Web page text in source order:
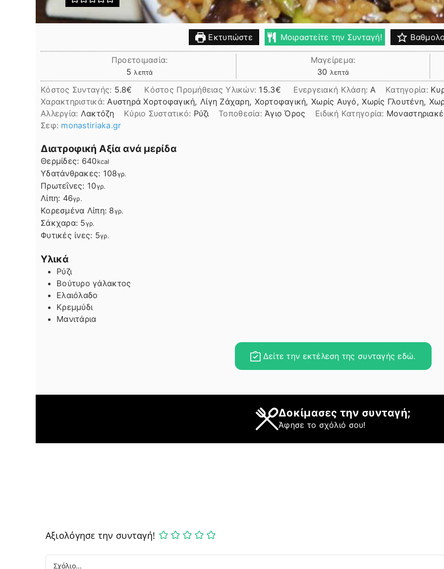
Εκτυπώστε Μοιραστείτε την Συνταγή!
Προετοιμασία:
5λεπτά
λεπτά
Μαγείρεμα:
30 λεπτά
λεπτά
Κόστος Συνταγής: 5.8€ Kόστος Προμήθειας Υλικών: 15.3 Ενεργειακή Κλάση: A Κατηγορία:
Χαρακτηριστικά: Αυστηρά Χορτοφαγική, Λίγη Ζάχαρη, Χορτοφαγική, Χωρίς Αυγό, Χωρίς Γλουτένη,
Αλλεργία: Λακτόζη Kύριο Συστατικό: Ρύζι Τοποθεσία: Άγιο Όρος Ειδική Κατηγορία:
Σεφ: monastiriaka.gr
Διατροφική Αξία ανά μερίδα
Θερμίδες: 640kcal
Υδατάνθρακες: 108γρ.
Πρωτεΐνες: 10γρ.
Λίπη
Λίπη: 46γρ.
Κορεσμένα Λίπη: 8γρ.
Σάκχαρα: 5γρ.
Φυτικές ίνες: 5γρ.
Υλικά
Ρύζι
Βούτυρο γάλακτος
Ελαιόλαδο
Κρεμμύδι
Μανιτάρια
Δείτε την εκτέλεση της συνταγής εδώ.
Δοκίμασες την συνταγή;
Άφησε το σχόλιό σου!
Αξιολόγησε την συνταγή!
Comment